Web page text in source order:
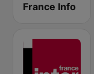
France Info